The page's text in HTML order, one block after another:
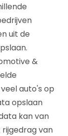
uit de
&
auto's op
opslaan
kan van
van